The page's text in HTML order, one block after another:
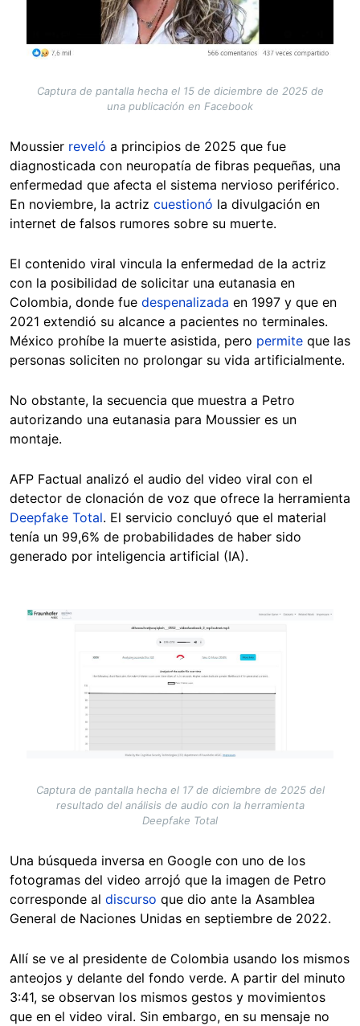
Captura de pantalla hecha el 15 de diciembre de 2025 de
una publicación en Facebook
Moussier reveló a principios de 2025 que fue
diagnosticada con neuropatía de fibras pequeñas, una
enfermedad que afecta el sistema nervioso periférico.
En noviembre, la actriz cuestionó la divulgación en
internet de falsos rumores sobre su muerte.
El contenido viral vincula la enfermedad de la actriz
con la posibilidad de solicitar una eutanasia en
Colombia, donde fue despenalizada en 1997 y que en
2021 extendió su alcance a pacientes no terminales.
México prohíbe la muerte asistida, pero permite que las
personas soliciten no prolongar su vida artificialmente.
No obstante, la secuencia que muestra a Petro
autorizando una eutanasia para Moussier es un
montaje.
AFP Factual analizó el audio del video viral con el
detector de clonación de voz que ofrece la herramienta
Deepfake Total. El servicio concluyó que el material
tenía un 99,6% de probabilidades de haber sido
generado por inteligencia artificial (IA).
Image
Captura de pantalla hecha el 17 de diciembre de 2025 del
resultado del análisis de audio con la herramienta
Deepfake Total
Una búsqueda inversa en Google con uno de los
fotogramas del video arrojó que la imagen de Petro
corresponde al discurso que dio ante la Asamblea
General de Naciones Unidas en septiembre de 2022.
Allí se ve al presidente de Colombia usando los mismos
anteojos y delante del fondo verde. A partir del minuto
3:41, se observan los mismos gestos y movimientos
que en el video viral. Sin embargo, en su mensaje no